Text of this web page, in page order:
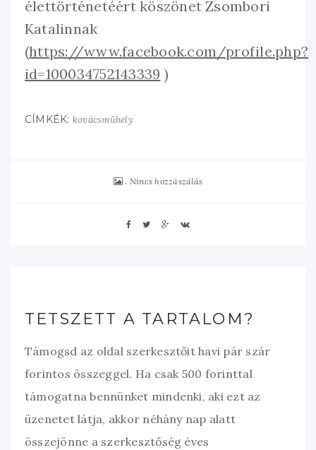
élettörténetéért köszönet Zsombori
Katalinnak
(https://www.facebook.com/profile.php?
id=100034752143339 )
CÍMKÉK: kovácsműhely
Nincs hozzászálás
TETSZETT A TARTALOM?
Támogsd az oldal szerkesztőit havi pár szár
forintos összeggel. Ha csak 500 forinttal
támogatna bennünket mindenki, aki ezt az
üzenetet látja, akkor néhány nap alatt
összejönne a szerkesztőség éves